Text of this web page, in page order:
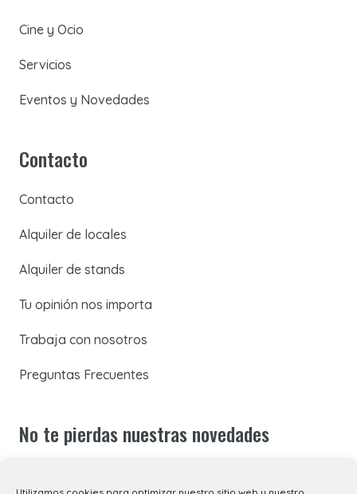
Cine y Ocio
Servicios
Eventos y Novedades
Contacto
Contacto
Alquiler de locales
Alquiler de stands
Tu opinión nos importa
Trabaja con nosotros
Preguntas Frecuentes
No te pierdas nuestras novedades